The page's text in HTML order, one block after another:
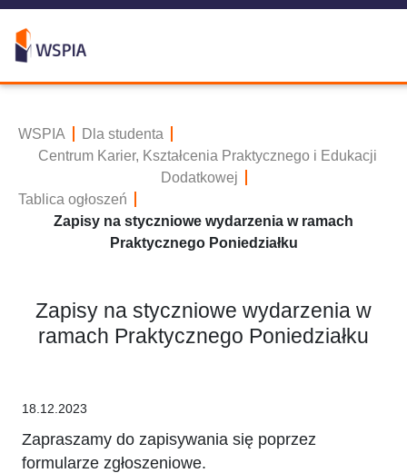
WSPIA
Dla studenta
Centrum Karier, Kształcenia Praktycznego i Edukacji
Dodatkowej
Tablica ogłoszeń
Zapisy na styczniowe wydarzenia w ramach
Praktycznego Poniedziałku
Zapisy na styczniowe wydarzenia w
ramach Praktycznego Poniedziałku
18.12.2023
Zapraszamy do zapisywania się poprzez
formularze zgłoszeniowe.